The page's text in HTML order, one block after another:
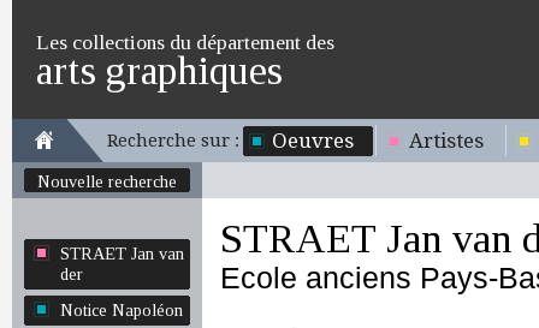
Les collections du département des
arts graphiques
Recherche sur : Oeuvres Artistes
Nouvelle recherche
STRAET Jan van
der
Notice Napoléon
STRAET Jan van
Ecole anciens Pays-